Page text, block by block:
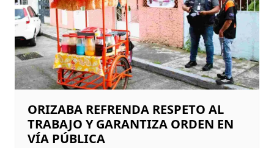
ORIZABA REFRENDA RESPETO AL
TRABAJO Y GARANTIZA ORDEN EN
VÍA PÚBLICA